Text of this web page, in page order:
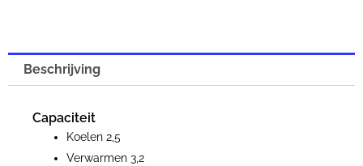
kW
Contrast
Beschrijving
Capaciteit
Koelen 2,5
Verwarmen 3,2